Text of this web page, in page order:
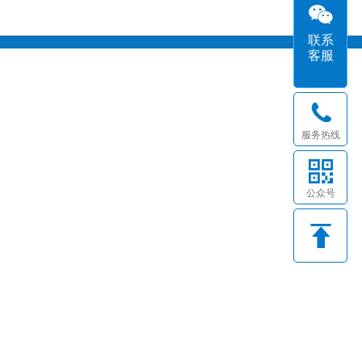
联系
客服
服务热线
公众号